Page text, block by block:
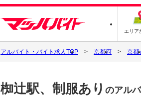
エリア
アルバイト・バイト求人TOP 京都府 京都
椥辻駅、制服あり のアル